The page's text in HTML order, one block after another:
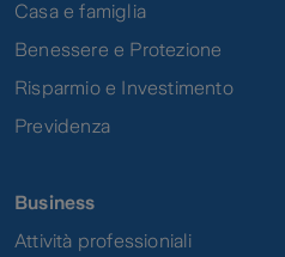
Casa e famiglia
Benessere e Protezione
Risparmio e Investimento
Previdenza
Business
Attività professioniali